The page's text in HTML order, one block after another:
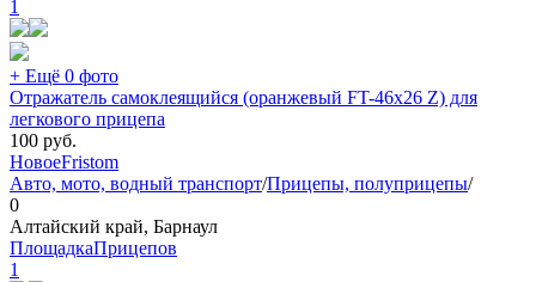
1
+ Ещё 0 фото
Отражатель самоклеящийся (оранжевый FT-46х26 Z) для
легкового прицепа
100 руб.
НовоеFristom
Авто, мото, водный транспорт/Прицепы, полуприцепы/
0
Алтайский край, Барнаул
ПлощадкаПрицепов
1